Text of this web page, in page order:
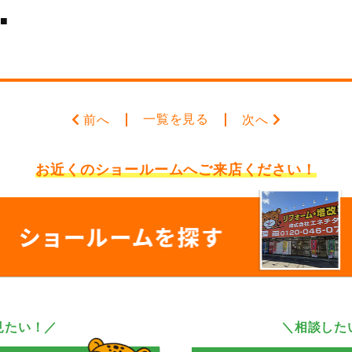
前へ 一覧を見る 次へ
お近くのショールームへご来店ください！
たい！／ ＼相談した